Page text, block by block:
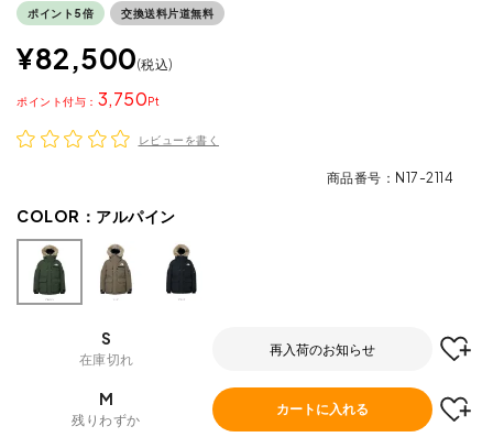
ポイント5倍 交換送料片道無料
¥82,500 税込
3,750
ポイント
レビューを書く
商品番号 N17-2114
COLOR： アルパイン
S
在庫切れ
再入荷のお知らせ
M
残りわずか
カートに入れる